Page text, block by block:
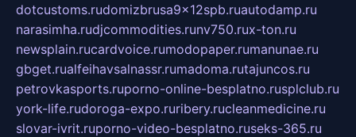
dotcustoms.rudomizbrusa9x12spb.ruautodamp.ru
narasimha.rudjcommodities.runv750.rux-ton.ru
newsplain.rucardvoice.rumodopaper.rumanunae.ru
gbget.rualfeihavsalnassr.rumadoma.rutajuncos.ru
petrovkasports.ruporno-online-besplatno.rusplclub.ru
york-life.rudoroga-expo.ruribery.rucleanmedicine.ru
slovar-ivrit.ruporno-video-besplatno.ruseks-365.ru